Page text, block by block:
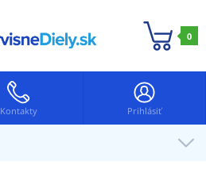
0
Kontakty Prihlásiť